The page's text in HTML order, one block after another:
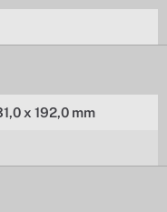
x 192,0 mm